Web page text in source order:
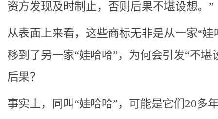
资方发现及时制止，否则后果不堪设想。”
从表面上来看，这些商标无非是从一家“娃
移到了另一家“娃哈哈”，为何会引发“不堪
后果？
事实上，同叫“娃哈哈”，可能是它们20多